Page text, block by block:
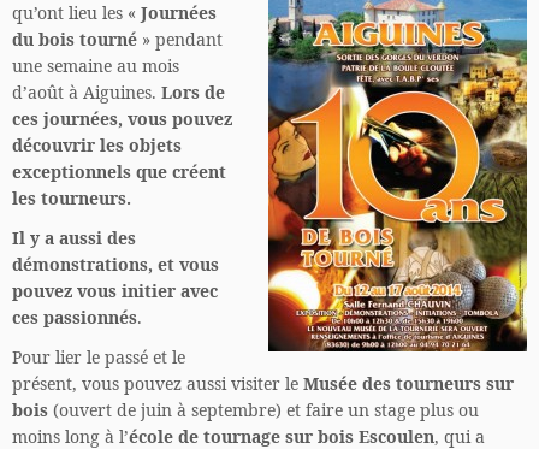
qu’ont lieu les « Journées
du bois tourné » pendant
une semaine au mois
d’août à Aiguines. Lors de
ces journées, vous pouvez
découvrir les objets
exceptionnels que créent
les tourneurs.
Il y a aussi des
démonstrations, et vous
pouvez vous initier avec
ces passionnés.
Pour lier le passé et le
présent, vous pouvez aussi visiter le Musée des tourneurs sur
bois (ouvert de juin à septembre) et faire un stage plus ou
moins long à l’école de tournage sur bois Escoulen, qui a